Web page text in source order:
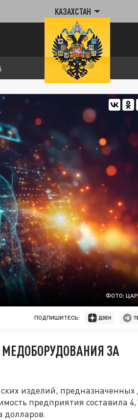
КАЗАХСТАН
ФОТО:
ПОДПИШИТЕСЬ:
ЗА
изделий, предназначенных
предприятия составила
долларов.